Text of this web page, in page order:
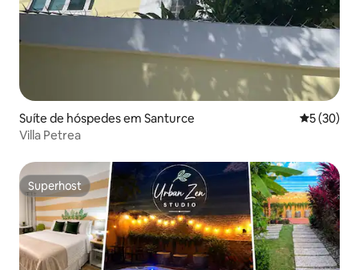
Suíte de hóspedes em Santurce
5 (30)
Villa Petrea
Superhost
Superhost